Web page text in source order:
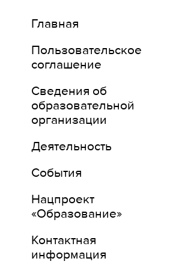
Главная
Пользовательское
соглашение
Сведения об
образовательной
организации
Деятельность
События
Нацпроект
«Образование»
Контактная
информация